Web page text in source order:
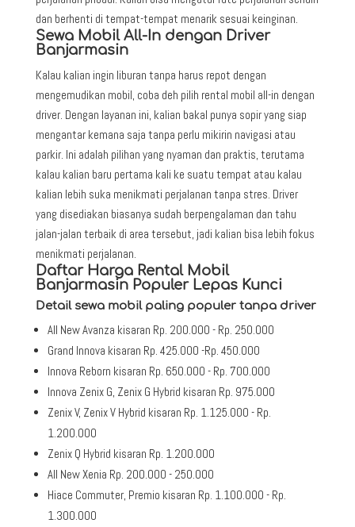
dan berhenti di tempat-tempat menarik sesuai keinginan.
Sewa Mobil All-In dengan Driver
Banjarmasin
Kalau kalian ingin liburan tanpa harus repot dengan
mengemudikan mobil, coba deh pilih rental mobil all-in dengan
driver. Dengan layanan ini, kalian bakal punya sopir yang siap
mengantar kemana saja tanpa perlu mikirin navigasi atau
parkir. Ini adalah pilihan yang nyaman dan praktis, terutama
kalau kalian baru pertama kali ke suatu tempat atau kalau
kalian lebih suka menikmati perjalanan tanpa stres. Driver
yang disediakan biasanya sudah berpengalaman dan tahu
jalan-jalan terbaik di area tersebut, jadi kalian bisa lebih fokus
menikmati perjalanan.
Daftar Harga Rental Mobil
Banjarmasin Populer Lepas Kunci
Detail sewa mobil paling populer tanpa driver
All New Avanza kisaran Rp. 200.000 - Rp. 250.000
Grand Innova kisaran Rp. 425.000 -Rp. 450.000
Innova Reborn kisaran Rp. 650.000 - Rp. 700.000
Innova Zenix G, Zenix G Hybrid kisaran Rp. 975.000
Zenix V, Zenix V Hybrid kisaran Rp. 1.125.000 - Rp.
1.200.000
Zenix Q Hybrid kisaran Rp. 1.200.000
All New Xenia Rp. 200.000 - 250.000
Hiace Commuter, Premio kisaran Rp. 1.100.000 - Rp.
1.300.000